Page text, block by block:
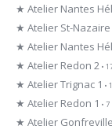
★ Atelier Nantes
★ Atelier St-Nazaire
★ Atelier Nantes
★ Atelier Redon 2 •
★ Atelier Trignac 1 •
★ Atelier Redon 1 •
★ Atelier